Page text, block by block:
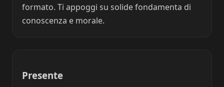
formato. Ti appoggi su solide fondamenta di
conoscenza e morale.
Presente